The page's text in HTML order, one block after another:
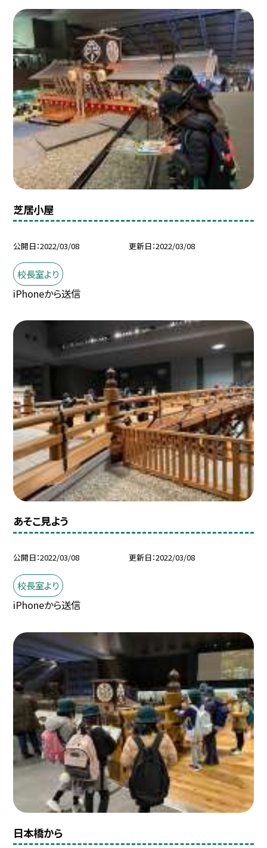
芝居小屋
公開日 2022/03/08 更新日 2022/03/08
校長室より
iPhoneから送信
あそこ見よう
公開日 2022/03/08 更新日 2022/03/08
校長室より
iPhoneから送信
日本橋から